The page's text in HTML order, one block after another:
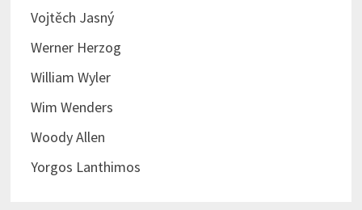
Vojtěch Jasný
Werner Herzog
William Wyler
Wim Wenders
Woody Allen
Yorgos Lanthimos